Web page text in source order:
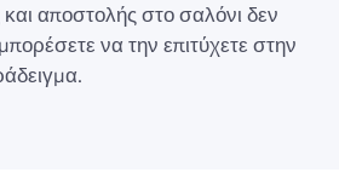
αποστολής στο σαλόνι δεν
να την επιτύχετε στην